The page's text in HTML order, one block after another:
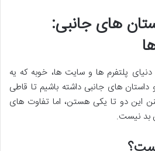
های جانبی:
دنیای پلتفرم ها و سایت ها، خوبه که یه
های جانبی داشته باشیم تا قاطی
این دو تا یکی هستن، اما تفاوت های
بد نیست.